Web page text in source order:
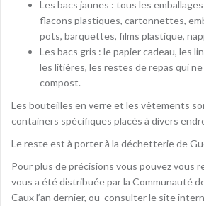
Les bacs jaunes : tous les
flacons plastiques, cartonnettes,
pots, barquettes, films plastique,
Les bacs gris : le papier cadeau, les
les litières, les restes de repas qui
compost.
Les bouteilles en verre et les vêtements
containers spécifiques placés à divers
Le reste est à porter à la déchetterie de
Pour plus de précisions vous pouvez vous
vous a été distribuée par la Communauté
Caux l’an dernier, ou consulter le site